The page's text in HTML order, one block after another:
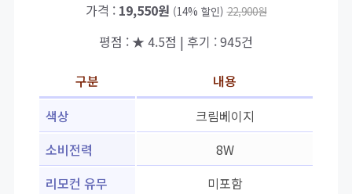
가격 : 19,550원 (14% 할인) 22,900원
평점 : ★ 4.5점 | 후기 : 945건
구분
내용
색상
크림베이지
소비전력
8W
리모컨 유무
미포함